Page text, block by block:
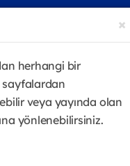
programı Future
katılmak isteyenler
×
herhangi bir
sayfalardan
veya yayında olan
yönlenebilirsiniz.